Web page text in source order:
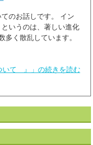
のお話しです。 イン
いうのは、著しい進化
く散乱しています。
いて 』」の続きを読む